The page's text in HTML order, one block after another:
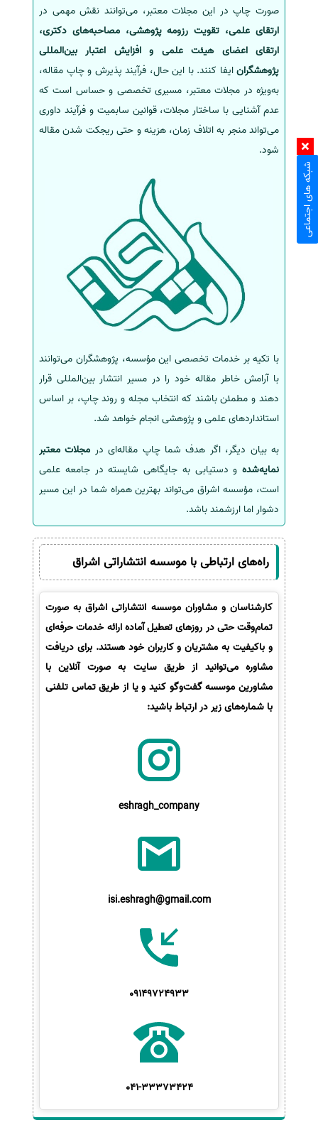
صورت چاپ در این مجلات معتبر، می‌توانند نقش مهمی در
ارتقای علمی، تقویت رزومه پژوهشی، مصاحبه‌های دکتری،
ارتقای اعضای هیئت علمی و افزایش اعتبار بین‌المللی
پژوهشگرانایفا کنند. با این حال، فرآیند پذیرش و چاپ مقاله،
به‌ویژه در مجلات معتبر، مسیری تخصصی و حساس است که
عدم آشنایی با ساختار مجلات، قوانین سابمیت و فرآیند داوری
می‌تواند منجر به اتلاف زمان، هزینه و حتی ریجکت شدن مقاله
شود.
با تکیه بر خدمات تخصصی این مؤسسه، پژوهشگران می‌توانند
با آرامش خاطر مقاله خود را در مسیر انتشار بین‌المللی قرار
دهند و مطمئن باشند که انتخاب مجله و روند چاپ، بر اساس
استانداردهای علمی و پژوهشی انجام خواهد شد.
به بیان دیگر، اگر هدف شما چاپ مقاله‌ای در مجلات معتبر
نمایه‌شده و دستیابی به جایگاهی شایسته در جامعه علمی
است، مؤسسه اشراق می‌تواند بهترین همراه شما در این مسیر
دشوار اما ارزشمند باشد.
راه‌های ارتباطی با موسسه انتشاراتی اشراق
کارشناسان و مشاوران موسسه انتشاراتی اشراق به صورت
تمام‌وقت حتی در روزهای تعطیل آماده ارائه خدمات حرفه‌ای
و باکیفیت به مشتریان و کاربران خود هستند. برای دریافت
مشاوره می‌توانید از طریق سایت به صورت آنلاین با
مشاورین موسسه گفت‌وگو کنید و یا از طریق تماس تلفنی
با شماره‌های زیر در ارتباط باشید:
eshragh_company
isi.eshragh@gmail.com
09149724933
041-33373424
شبکه های اجتماعی